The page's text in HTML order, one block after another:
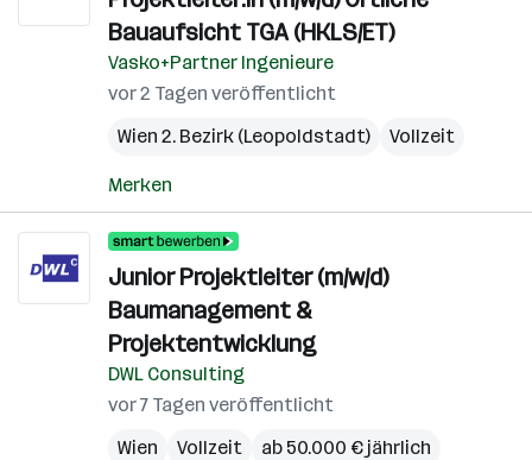
Bauaufsicht TGA (HKLS/ET)
Vasko+Partner Ingenieure
vor 2 Tagen veröffentlicht
Wien 2. Bezirk (Leopoldstadt)
Vollzeit
Merken
Junior Projektleiter (m/w/d)
Baumanagement &
Projektentwicklung
DWL Consulting
vor 7 Tagen veröffentlicht
Wien
Vollzeit ab 50.000 € jährlich